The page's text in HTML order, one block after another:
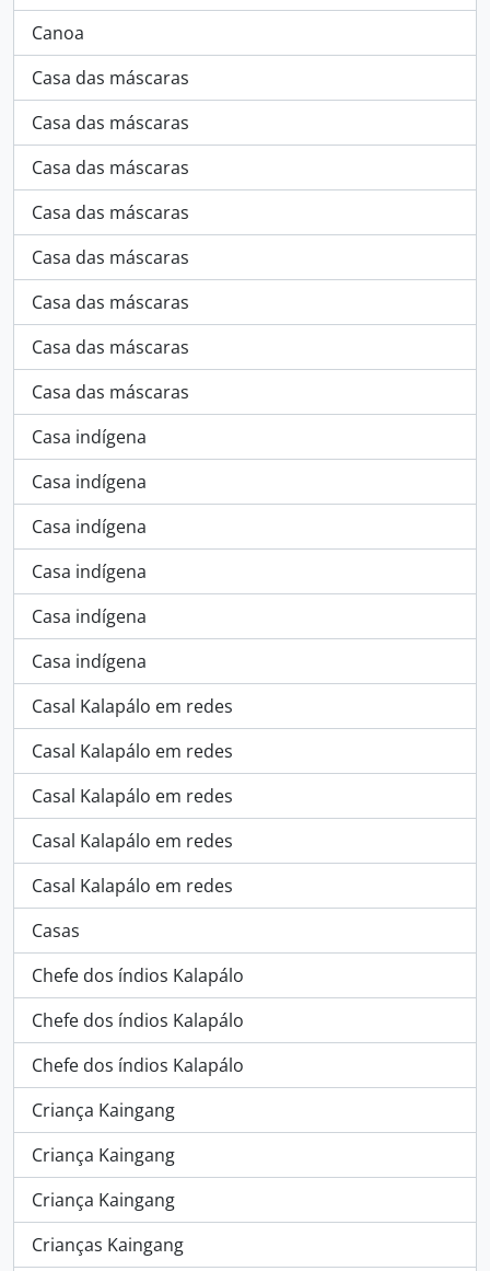
Canoa
Casa das máscaras
Casa das máscaras
Casa das máscaras
Casa das máscaras
Casa das máscaras
Casa das máscaras
Casa das máscaras
Casa das máscaras
Casa indígena
Casa indígena
Casa indígena
Casa indígena
Casa indígena
Casa indígena
Casal Kalapálo em redes
Casal Kalapálo em redes
Casal Kalapálo em redes
Casal Kalapálo em redes
Casal Kalapálo em redes
Casas
Chefe dos índios Kalapálo
Chefe dos índios Kalapálo
Chefe dos índios Kalapálo
Criança Kaingang
Criança Kaingang
Criança Kaingang
Crianças Kaingang